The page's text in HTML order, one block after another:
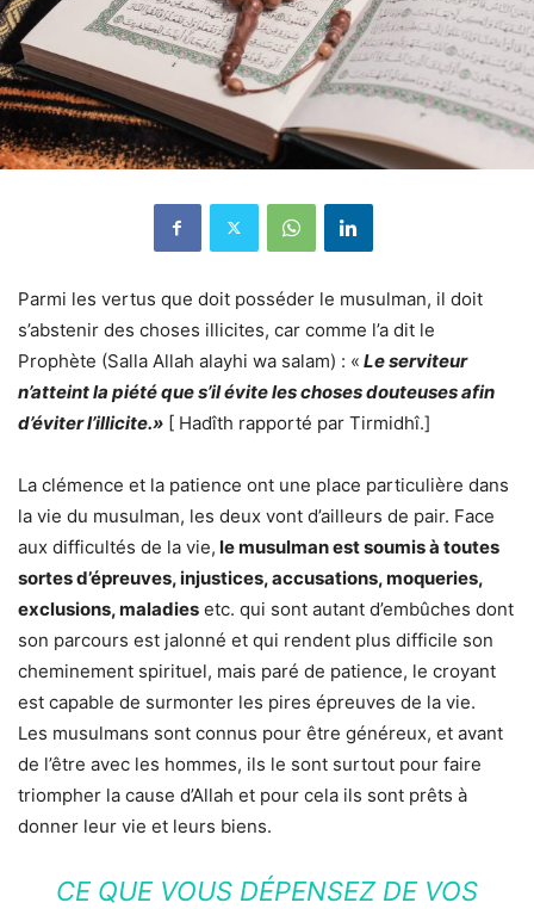
Parmi les vertus que doit posséder le musulman, il doit
s’abstenir des choses illicites, car comme l’a dit le
Prophète (Salla Allah alayhi wa salam) : « Le serviteur
n’atteint la piété que s’il évite les choses douteuses afin
d’éviter l’illicite.» [ Hadîth rapporté par Tirmidhî.]
La clémence et la patience ont une place particulière dans
la vie du musulman, les deux vont d’ailleurs de pair. Face
aux difficultés de la vie, le musulman est soumis à toutes
sortes d’épreuves, injustices, accusations, moqueries,
exclusions, maladies etc. qui sont autant d’embûches dont
son parcours est jalonné et qui rendent plus difficile son
cheminement spirituel, mais paré de patience, le croyant
est capable de surmonter les pires épreuves de la vie.
Les musulmans sont connus pour être généreux, et avant
de l’être avec les hommes, ils le sont surtout pour faire
triompher la cause d’Allah et pour cela ils sont prêts à
donner leur vie et leurs biens.
CE QUE VOUS DÉPENSEZ DE VOS